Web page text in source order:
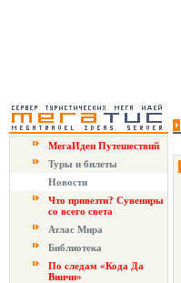
МегаИдеи Путешествий
Туры и билеты
Новости
Что привезти? Сувениры
со всего света
Атлас Мира
Библиотека
По следам «Кода Да
Винчи»